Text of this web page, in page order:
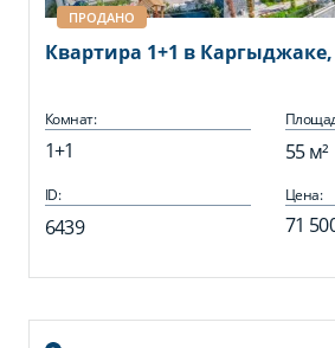
ПРОДАНО
Квартира 1+1 в
Комнат:
1+1 55 м²
ID:
6439
Цена:
71